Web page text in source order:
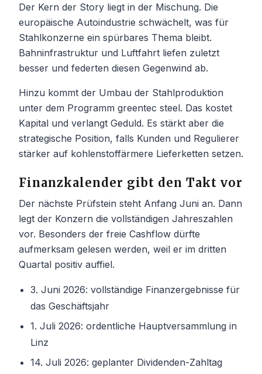
Der Kern der Story liegt in der Mischung. Die
europäische Autoindustrie schwächelt, was für
Stahlkonzerne ein spürbares Thema bleibt.
Bahninfrastruktur und Luftfahrt liefen zuletzt
besser und federten diesen Gegenwind ab.
Hinzu kommt der Umbau der Stahlproduktion
unter dem Programm greentec steel. Das kostet
Kapital und verlangt Geduld. Es stärkt aber die
strategische Position, falls Kunden und Regulierer
stärker auf kohlenstoffärmere Lieferketten setzen.
Finanzkalender gibt den Takt vor
Der nächste Prüfstein steht Anfang Juni an. Dann
legt der Konzern die vollständigen Jahreszahlen
vor. Besonders der freie Cashflow dürfte
aufmerksam gelesen werden, weil er im dritten
Quartal positiv auffiel.
3. Juni 2026: vollständige Finanzergebnisse für
das Geschäftsjahr
1. Juli 2026: ordentliche Hauptversammlung in
Linz
14. Juli 2026: geplanter Dividenden-Zahltag